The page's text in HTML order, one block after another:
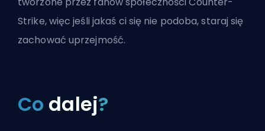
Strike, więc jeśli jakaś ci się nie podoba, staraj się
zachować uprzejmość.
Co dalej?